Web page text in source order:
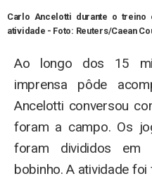
Carlo Ancelotti durante o treino
atividade - Foto: Reuters/Caean
Ao longo dos 15
imprensa pôde
Ancelotti conversou
foram a campo. Os
foram divididos
bobinho. A atividade